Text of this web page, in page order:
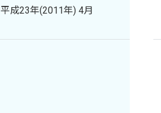
平成23年(2011年) 4月